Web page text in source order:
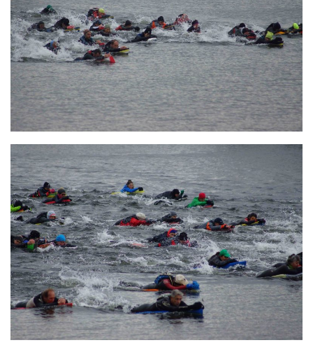
Sorties 2023
Sorties 2022
Sorties 2021
Sorties 2020
Sorties 2019
Sorties 2018
Sorties 2016
Sorties 2015
Sorties 2014
BIO SUB
Environnement et Biologie Sub
Formations
Lac Merveilleux
AUDIOVISUEL